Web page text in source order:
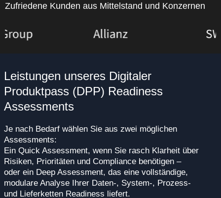
Zufriedene Kunden aus Mittelstand und Konzernen
Leistungen unseres Digitaler
Produktpass (DPP) Readiness
Assessments
Je nach Bedarf wählen Sie aus zwei möglichen
Assessments:
Ein Quick Assessment, wenn Sie rasch Klarheit über
Risiken, Prioritäten und Compliance benötigen –
oder ein Deep Assessment, das eine vollständige,
modulare Analyse Ihrer Daten-, System-, Prozess-
und Lieferketten Readiness liefert.